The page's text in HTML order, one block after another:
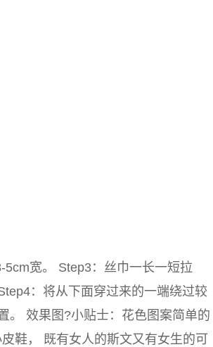
宽。 Step3：丝巾一长一短拉
：将从下面穿过来的一端绕过较
。 效果图?小贴士：花色图案简单的
鞋， 既有女人的斯文又有女生的可